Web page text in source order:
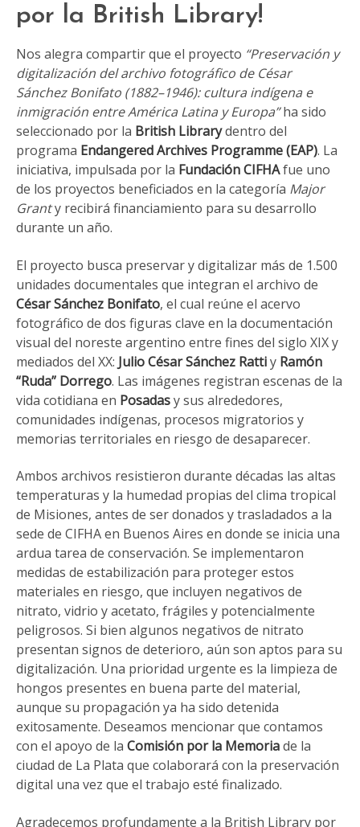
por la British Library!
Nos alegra compartir que el proyecto “Preservación y
digitalización del archivo fotográfico de César
Sánchez Bonifato (1882–1946): cultura indígena e
inmigración entre América Latina y Europa”ha sido
seleccionado por la British Librarydentro del
programa Endangered Archives Programme (EAP). La
iniciativa, impulsada por la Fundación CIFHAfue uno
de los proyectos beneficiados en la categoría Major
Granty recibirá financiamiento para su desarrollo
durante un año.
El proyecto busca preservar y digitalizar más de 1.500
unidades documentales que integran el archivo de
César Sánchez Bonifato, el cual reúne el acervo
fotográfico de dos figuras clave en la documentación
visual del noreste argentino entre fines del siglo XIX y
mediados del XX: Julio César Sánchez Rattiy Ramón
“Ruda” Dorrego. Las imágenes registran escenas de la
vida cotidiana en Posadasy sus alrededores,
comunidades indígenas, procesos migratorios y
memorias territoriales en riesgo de desaparecer.
Ambos archivos resistieron durante décadas las altas
temperaturas y la humedad propias del clima tropical
de Misiones, antes de ser donados y trasladados a la
sede de CIFHA en Buenos Aires en donde se inicia una
ardua tarea de conservación. Se implementaron
medidas de estabilización para proteger estos
materiales en riesgo, que incluyen negativos de
nitrato, vidrio y acetato, frágiles y potencialmente
peligrosos. Si bien algunos negativos de nitrato
presentan signos de deterioro, aún son aptos para su
digitalización. Una prioridad urgente es la limpieza de
hongos presentes en buena parte del material,
aunque su propagación ya ha sido detenida
exitosamente. Deseamos mencionar que contamos
con el apoyo de la Comisión por la Memoriade la
ciudad de La Plata que colaborará con la preservación
digital una vez que el trabajo esté finalizado.
Agradecemos profundamente a la British Library por